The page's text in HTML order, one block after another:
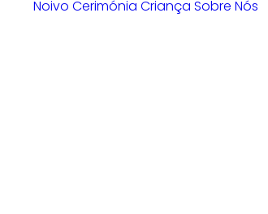
Noivo Cerimónia Criança Sobre Nós